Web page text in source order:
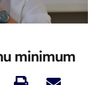
minimum